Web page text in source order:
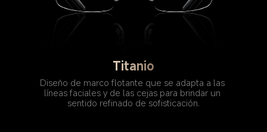
Titanio
Diseño de marco flotante que se adapta a las
líneas faciales y de las cejas para brindar un
sentido refinado de sofisticación.